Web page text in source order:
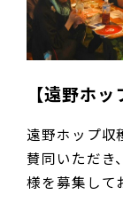
【遠野ホ
遠野ホップ収
賛同いただき
様を募集して